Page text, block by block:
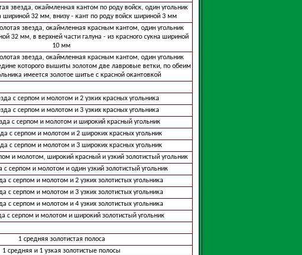
звезда, окаймленная кантом по роду войск, один угольник
шириной 32 мм, внизу - кант по роду войск шириной 3 мм
звезда, окаймленная красным кантом, один угольник
32 мм, в верхней части галуна - из красного сукна шириной
10 мм
звезда, окаймленная красным кантом, один угольник
которого вышиты золотом две лавровые ветки, по обеим
имеется золотое шитье с красной окантовкой
с серпом и молотом и 2 узких красных угольника
с серпом и молотом и 3 узких красных угольника
с серпом и молотом и широкий красный угольник
с серпом и молотом и 2 широких красных угольник
с серпом и молотом и 3 широких красных угольник
и молотом, широкий красный и узкий золотистый угольник
с серпом и молотом и один узкий золотистый угольник
с серпом и молотом и 2 узких золотистых угольника
с серпом и молотом и 3 узких золотистых угольника
с серпом и молотом и 4 узких золотистых угольника
с серпом и молотом и широкий золотистый угольник
1 средняя золотистая полоса
1 средняя и 1 узкая золотистые полосы